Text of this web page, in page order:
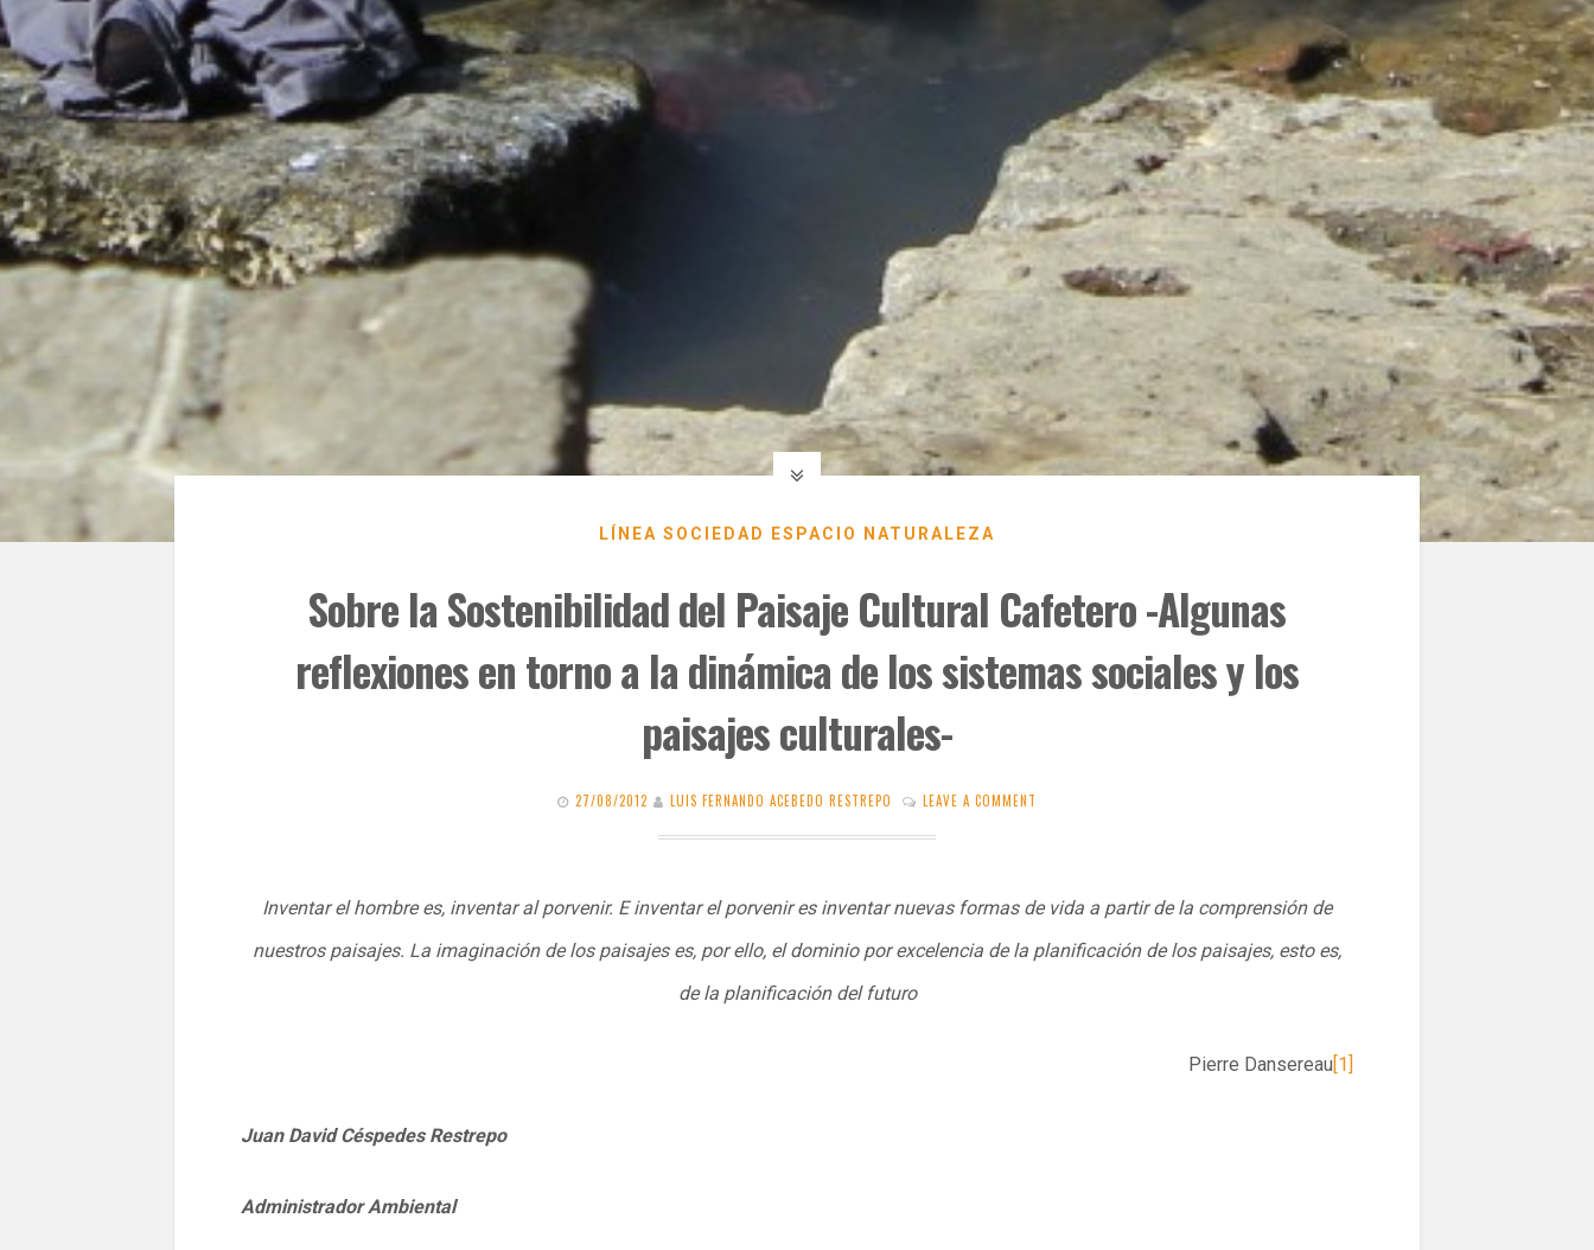
LÍNEA SOCIEDAD ESPACIO NATURALEZA
Sobre la Sostenibilidad del Paisaje Cultural Cafetero -Algunas
reflexiones en torno a la dinámica de los sistemas sociales y los
paisajes culturales-
27/08/2012 LUIS FERNANDO ACEBEDO RESTREPO LEAVE A COMMENT
Inventar el hombre es, inventar al porvenir. E inventar el porvenir es inventar nuevas formas de vida a partir de la comprensión de
nuestros paisajes. La imaginación de los paisajes es, por ello, el dominio por excelencia de la planificación de los paisajes, esto es,
de la planificación del futuro
Pierre Dansereau[1]
Juan David Céspedes Restrepo
Administrador Ambiental